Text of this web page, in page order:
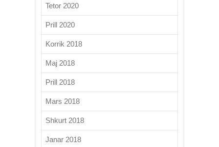
Tetor 2020
Prill 2020
Korrik 2018
Maj 2018
Prill 2018
Mars 2018
Shkurt 2018
Janar 2018